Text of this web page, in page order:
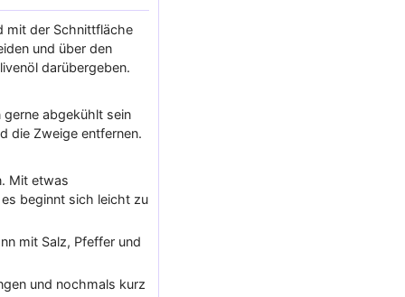
mit der Schnittfläche
und über den
darübergeben.
abgekühlt sein
die Zweige entfernen.
Mit etwas
beginnt sich leicht zu
mit Salz, Pfeffer und
und nochmals kurz